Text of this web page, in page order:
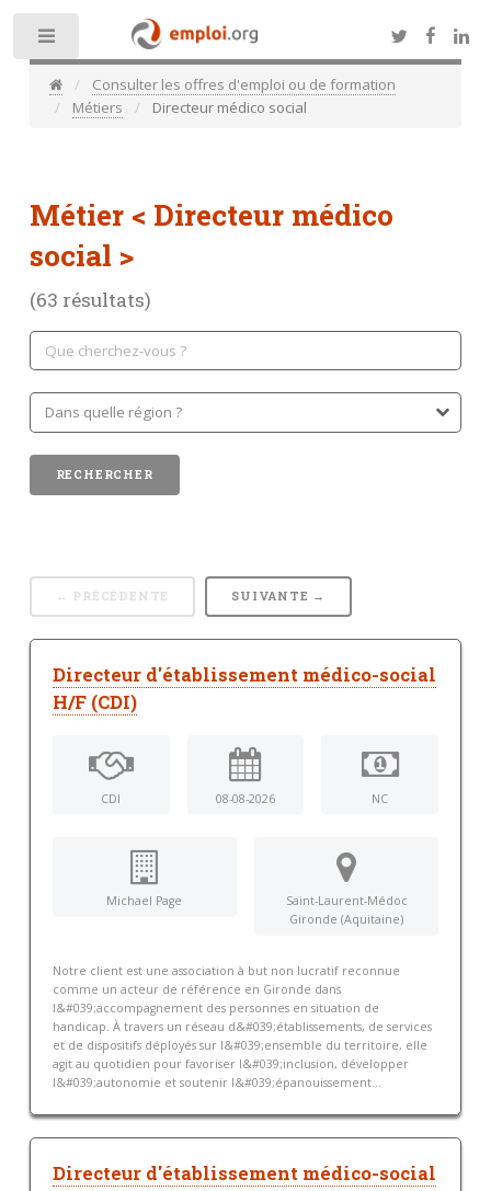
Consulter les offres d'emploi ou de formation
Métiers
Directeur médico social
Métier < Directeur médico
social >
(63 résultats)
← PRÉCÉDENTE SUIVANTE →
Directeur d'établissement médico-social
H/F (CDI)
CDI 08-08-2026 NC
Michael Page
Saint-Laurent-Médoc
Gironde (Aquitaine)
Notre client est une association à but non lucratif reconnue
comme un acteur de référence en Gironde dans
l&#039;accompagnement des personnes en situation de
handicap. À travers un réseau d&#039;établissements, de services
et de dispositifs déployés sur l&#039;ensemble du territoire, elle
agit au quotidien pour favoriser l&#039;inclusion, développer
l&#039;autonomie et soutenir l&#039;épanouissement...
Directeur d'établissement médico-social
Toggle